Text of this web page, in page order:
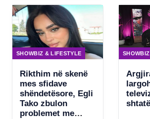
SHOWBIZ & LIFESTYLE
Rikthim në skenë
mes sfidave
shëndetësore, Egli
Tako zbulon
problemet me